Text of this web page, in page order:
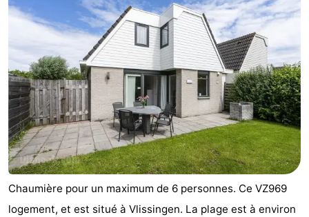
Chaumière pour un maximum de 6 personnes. Ce VZ969
logement, et est situé à Vlissingen. La plage est à environ